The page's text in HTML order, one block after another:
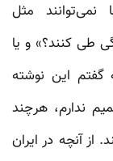
مثل
طی کنند؟» و یا
این نوشته
ندارم، هرچند
آنچه در ایران